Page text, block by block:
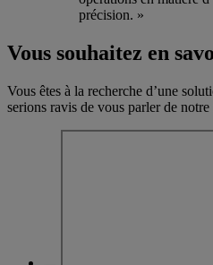
précision. »
Vous souhaitez en
Vous êtes à la recherche d’une
serions ravis de vous parler de notre